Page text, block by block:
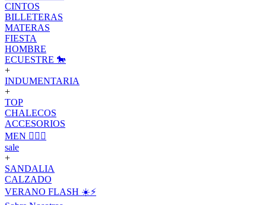
CINTOS
BILLETERAS
MATERAS
FIESTA
HOMBRE
ECUESTRE 🐎
+
INDUMENTARIA
+
TOP
CHALECOS
ACCESORIOS
MEN 🙋🏽‍♂️
sale
+
SANDALIA
CALZADO
VERANO FLASH ☀️⚡️